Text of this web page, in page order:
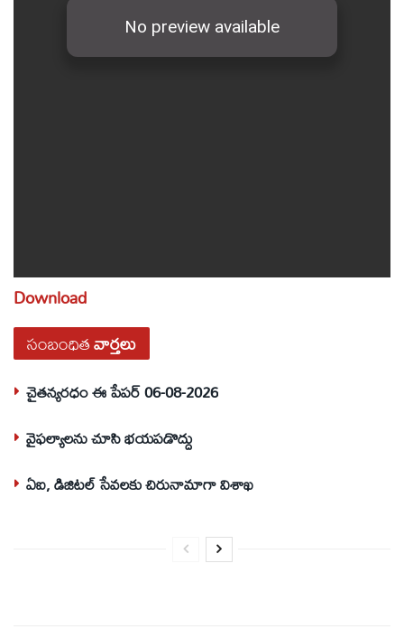
Download
సంబంధితవార్తలు
చైతన్యరధం ఈ పేపర్ 06-08-2026
వైఫల్యాలను చూసి భయపడొద్దు
ఏఐ, డిజిటల్ సేవలకు చిరునామాగా విశాఖ